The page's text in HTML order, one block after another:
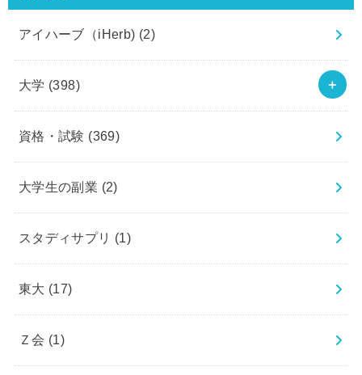
アイハーブ（iHerb) (2)
大学 (398)
資格・試験 (369)
大学生の副業 (2)
スタディサプリ (1)
東大 (17)
Ｚ会 (1)